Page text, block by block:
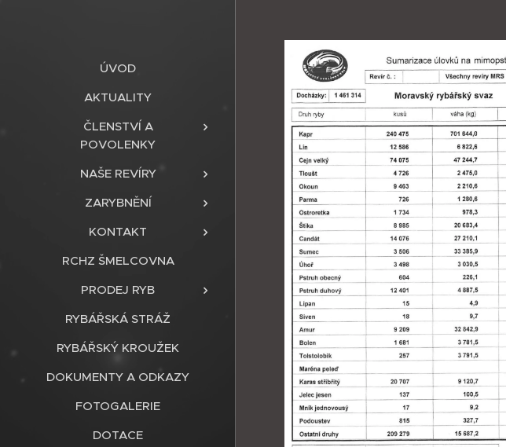
ÚVOD
AKTUALITY
ČLENSTVÍ A
POVOLENKY
NAŠE REVÍRY
ZARYBNĚNÍ
KONTAKT
RCHZ ŠMELCOVNA
PRODEJ RYB
RYBÁŘSKÁ STRÁŽ
RYBÁŘSKÝ KROUŽEK
DOKUMENTY A ODKAZY
FOTOGALERIE
DOTACE